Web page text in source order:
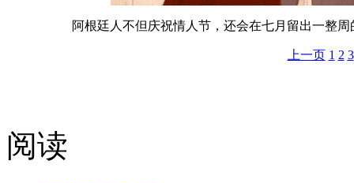
阿根廷人不但庆祝情人节，还会在七月留出一整
上一页 1 2 3
阅读